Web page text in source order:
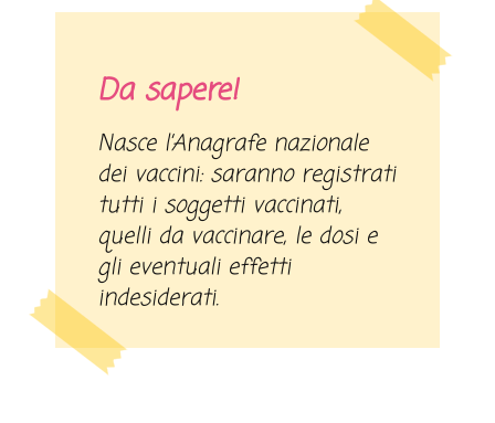
Da sapere!
Nasce l’Anagrafe nazionale
dei vaccini: saranno registrati
tutti i soggetti vaccinati,
quelli da vaccinare, le dosi e
gli eventuali effetti
indesiderati.